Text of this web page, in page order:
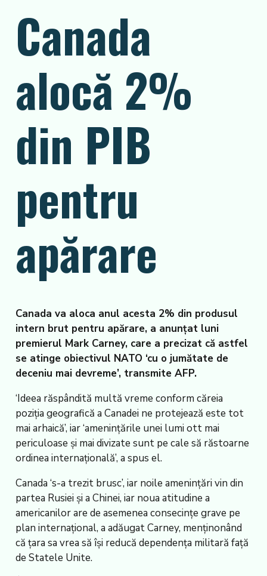
Canada
alocă 2%
din PIB
pentru
apărare
Canada va aloca anul acesta 2% din produsul
intern brut pentru apărare, a anunțat luni
premierul Mark Carney, care a precizat că astfel
se atinge obiectivul NATO ‘cu o jumătate de
deceniu mai devreme’, transmite AFP.
‘Ideea răspândită multă vreme conform căreia
poziția geografică a Canadei ne protejează este tot
mai arhaică’, iar ‘amenințările unei lumi ott mai
periculoase și mai divizate sunt pe cale să răstoarne
ordinea internațională’, a spus el.
Canada ‘s-a trezit brusc’, iar noile amenințări vin din
partea Rusiei și a Chinei, iar noua atitudine a
americanilor are de asemenea consecințe grave pe
plan internațional, a adăugat Carney, menținonând
că țara sa vrea să își reducă dependența militară față
de Statele Unite.